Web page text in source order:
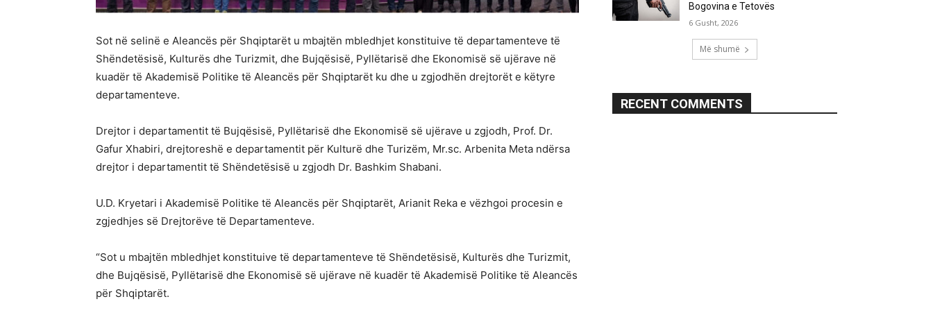
Sot në selinë e Aleancës për Shqiptarët u mbajtën mbledhjet konstituive të departamenteve të
Shëndetësisë, Kulturës dhe Turizmit, dhe Bujqësisë, Pyllëtarisë dhe Ekonomisë së ujërave në
kuadër të Akademisë Politike të Aleancës për Shqiptarët ku dhe u zgjodhën drejtorët e këtyre
departamenteve.
Drejtor i departamentit të Bujqësisë, Pyllëtarisë dhe Ekonomisë së ujërave u zgjodh, Prof. Dr.
Gafur Xhabiri, drejtoreshë e departamentit për Kulturë dhe Turizëm, Mr.sc. Arbenita Meta ndërsa
drejtor i departamentit të Shëndetësisë u zgjodh Dr. Bashkim Shabani.
U.D. Kryetari i Akademisë Politike të Aleancës për Shqiptarët, Arianit Reka e vëzhgoi procesin e
zgjedhjes së Drejtorëve të Departamenteve.
“Sot u mbajtën mbledhjet konstituive të departamenteve të Shëndetësisë, Kulturës dhe Turizmit,
dhe Bujqësisë, Pyllëtarisë dhe Ekonomisë së ujërave në kuadër të Akademisë Politike të Aleancës
për Shqiptarët.
Bogovina e Tetovës
6 Gusht, 2026
Më shumë
RECENT COMMENTS